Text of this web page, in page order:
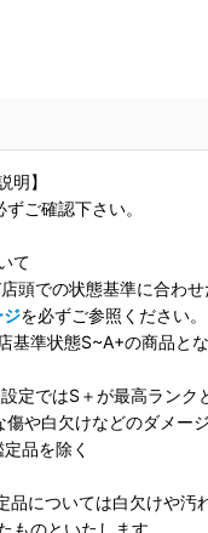
明】
ご確認下さい。
て
頭での状態基準に合わせ
を必ずご参照ください。
基準状態S~A+の商品とな
定ではS＋が最高ランク
や白欠けなどのダメー
品を除く
品については白欠けや汚
ものといたします。